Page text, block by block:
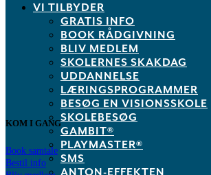
VI TILBYDER
GRATIS INFO
BOOK RÅDGIVNING
BLIV MEDLEM
SKOLERNES SKAKDAG
UDDANNELSE
LÆRINGSPROGRAMMER
BESØG EN VISIONSSKOLE
SKOLEBESØG
GAMBIT®
PLAYMASTER®
SMS
ANTON-EFFEKTEN
Tags
Aarhus Kredsen Aktivitetslederkursus
Lalandia Landsfinale leg og læring
Skakdag 2017
Skolernes Skakdag 2018
Understøttende undervisning
KOM I GANG
Book samtale
Bestil info